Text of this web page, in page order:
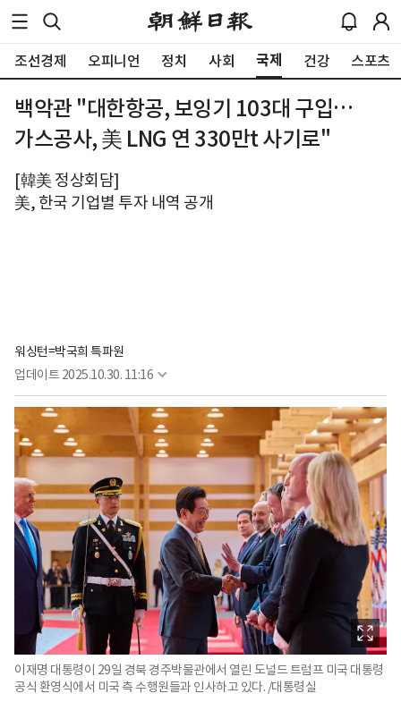
조선경제 오피니언 정치 사회 국제 건강 스포츠
백악관 "대한항공, 보잉기 103대 구입…
가스공사, 美 LNG 연 330만t 사기로"
[韓美 정상회담]
美, 한국 기업별 투자 내역 공개
워싱턴=박국희 특파원
업데이트 2025.10.30. 11:16
이재명 대통령이 29일 경북 경주박물관에서 열린 도널드 트럼프 미국 대통령
공식 환영식에서 미국 측 수행원들과 인사하고 있다. /대통령실